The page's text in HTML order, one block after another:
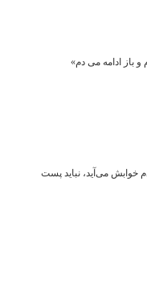
باز ادامه می دم»
خوابش می‌آید، نباید پست